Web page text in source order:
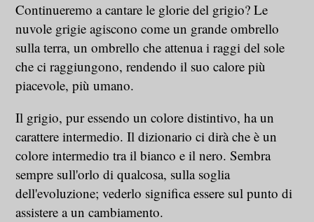
Continueremo a cantare le glorie del grigio? Le
nuvole grigie agiscono come un grande ombrello
sulla terra, un ombrello che attenua i raggi del sole
che ci raggiungono, rendendo il suo calore più
piacevole, più umano.
Il grigio, pur essendo un colore distintivo, ha un
carattere intermedio. Il dizionario ci dirà che è un
colore intermedio tra il bianco e il nero. Sembra
sempre sull'orlo di qualcosa, sulla soglia
dell'evoluzione; vederlo significa essere sul punto di
assistere a un cambiamento.